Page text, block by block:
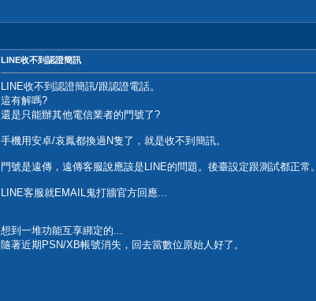
LINE收不到認證簡訊
LINE收不到認證簡訊/跟認證電話。
這有解嗎?
還是只能辦其他電信業者的門號了?
手機用安卓/哀鳳都換過N隻了，就是收不到簡訊。
門號是遠傳，遠傳客服說應該是LINE的問題。後臺設定跟測試都正常。
LINE客服就EMAIL鬼打牆官方回應...
想到一堆功能互享綁定的...
隨著近期PSN/XB帳號消失，回去當數位原始人好了。